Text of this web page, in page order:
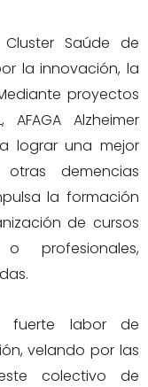
Saúde de
la innovación, la
proyectos
AFAGA Alzheimer
lograr una mejor
demencias
la formación
de cursos
profesionales,
fuerte labor de
velando por las
colectivo de